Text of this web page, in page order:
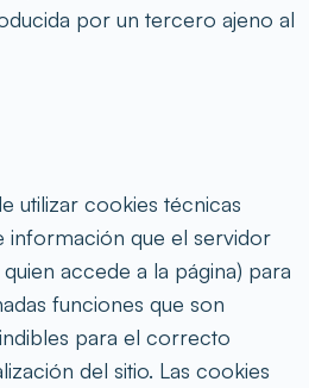
por un tercero ajeno al
utilizar cookies técnicas
información que el servidor
accede a la página) para
funciones que son
para el correcto
del sitio. Las cookies